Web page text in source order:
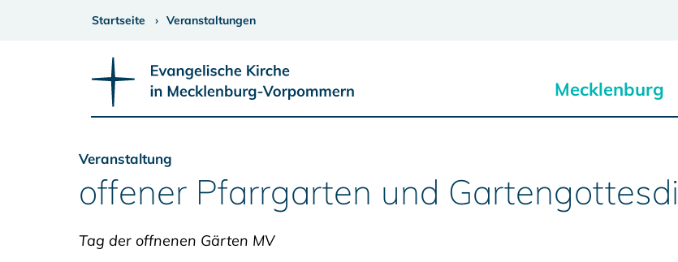
Startseite Veranstaltungen
Mecklenburg
Veranstaltung
offener Pfarrgarten und
Tag der offnenen Gärten MV